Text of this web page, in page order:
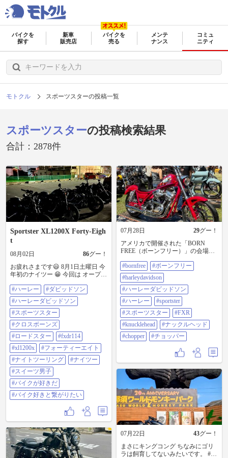
バイクを
探す
新車
販売店
バイクを
売る
メンテ
ナンス
コミュ
ニティ
モトクル スポーツスターの投稿一覧
スポーツスターの投稿検索結果
合計：2878件
Sportster XL1200X Forty-Eigh
t
08月02日 86グー！
お疲れさまです😃 8月1日土曜日 今
年初のナイツー 😁 今回は オープン
たんですけど なかなか行けなかっ
た コナズ珈琲行って来ました😊 メ
インは 大盛りライスのロコモコで
そのあとデザートの クリームたっ
ぷりのイチゴとバナナのパンケー
キ クリームあまりにも多すぎて残
しました😅w メンバーは いつもの
仲間と スペシャルゲスト@134204
さんでした〜😁 ハコベさん 急な誘
いに 参加していただき ありがとう
ございました🙇‍♂️ #ハーレー #ダビッ
ドソン #ハーレーダビッドソン #ス
ポーツスター #クロスボーンズ #ロ
ードスター #fxdr114 #xl1200x #フォ
ーティーエイト #ナイトツーリング
が好きだ #バイク好きと繋がりたい
#ハーレー
#ダビッドソン
#ハーレーダビッドソン
#スポーツスター
#クロスボーンズ
#ロードスター
#fxdr114
#xl1200x
#フォーティーエイト
#ナイトツーリング
#ナイツー
#スイーツ男子
#バイクが好きだ
#バイク好きと繋がりたい
07月28日 29グー！
アメリカで開催された「BORN
FREE（ボーンフリー）」の会場内
レーを動画にまとめました。 今回
紹介するのは、スポーツスター、
FXR、ナックルヘッドをベースに
した車両です。 本場アメリカらし
い大胆なスタイルから、細部まで
作り込まれた個性的なカスタムま
で、見応えのあるハーレーが勢ぞ
ろい。エンジン、タンク、ハンド
ル、マフラー、ペイント、足まわ
りなど、それぞれの車両の違いに
も注目してお楽しみください。 ハ
ーレーや旧車、チョッパー、アメ
リカンカスタムが好きな方は、ぜ
った車両がありましたら、ぜひコ
メント欄で教えてください。チャ
ンネル登録・高評価もよろしくお
願いします！ 本場アメリカのカス
タムハーレーを一挙紹介
https://youtu.be/Yvv9GvIkEHQ
#BORNFREE #ボーンフリー
#HarleyDavidson #ハーレーダビッド
ソン #ハーレー #sportster #スポーツ
スター #fxr #knucklehead #ナックル
ヘッド #chopper #チョッパー
#bornfree
#ボーンフリー
#harleydavidson
#ハーレーダビッドソン
#ハーレー
#sportster
#スポーツスター
#FXR
#knucklehead
#ナックルヘッド
#chopper
#チョッパー
07月22日 43グー！
まさにキングコング ちなみにゴリ
ラは飼育してないみたいです。 #バ